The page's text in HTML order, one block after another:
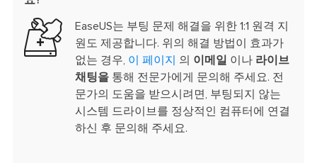
EaseUS는 부팅 문제 해결을 위한 1:1 원격 지
원도 제공합니다. 위의 해결 방법이 효과가
없는 경우, 이 페이지 의 이메일 이나 라이브
채팅을 통해 전문가에게 문의해 주세요. 전
문가의 도움을 받으시려면, 부팅되지 않는
시스템 드라이브를 정상적인 컴퓨터에 연결
하신 후 문의해 주세요.